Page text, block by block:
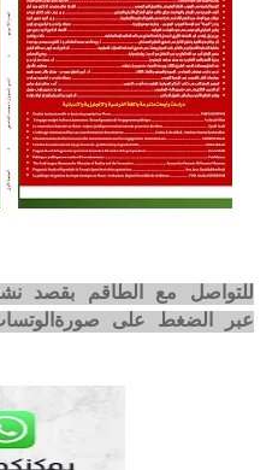
للتواصل مع الطاقم بقصد
عبر الضغط على